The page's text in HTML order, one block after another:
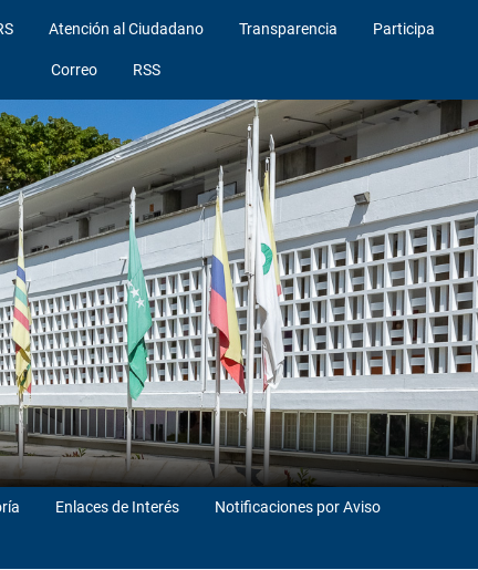
Atención al Ciudadano Transparencia Participa
Correo RSS
Enlaces de Interés Notificaciones por Aviso